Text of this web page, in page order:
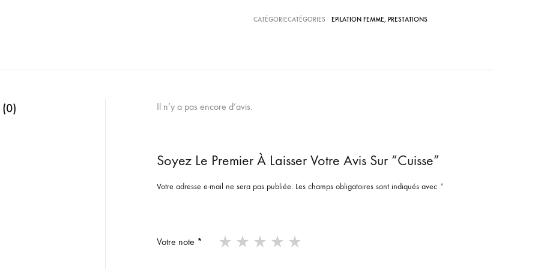
CATÉGORIECATÉGORIES EPILATION FEMME, PRESTATIONS
(0) Il n’y a pas encore d’avis.
Soyez Le Premier À Laisser Votre Avis Sur “Cuisse”
Votre adresse e-mail ne sera pas publiée. Les champs obligatoires sont indiqués avec *
Votre note *